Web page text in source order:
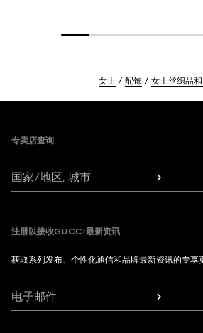
女士 配饰 女士丝织品和
专卖店查询
国家/地区, 城市
注册以接收GUCCI最新资讯
获取系列发布、个性化通信和品牌最新资讯的专享
电子邮件